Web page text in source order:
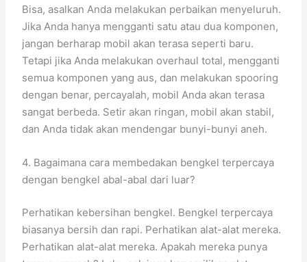
Bisa, asalkan Anda melakukan perbaikan menyeluruh.
Jika Anda hanya mengganti satu atau dua komponen,
jangan berharap mobil akan terasa seperti baru.
Tetapi jika Anda melakukan overhaul total, mengganti
semua komponen yang aus, dan melakukan spooring
dengan benar, percayalah, mobil Anda akan terasa
sangat berbeda. Setir akan ringan, mobil akan stabil,
dan Anda tidak akan mendengar bunyi-bunyi aneh.
4. Bagaimana cara membedakan bengkel terpercaya
dengan bengkel abal-abal dari luar?
Perhatikan kebersihan bengkel. Bengkel terpercaya
biasanya bersih dan rapi. Perhatikan alat-alat mereka.
Perhatikan alat-alat mereka. Apakah mereka punya